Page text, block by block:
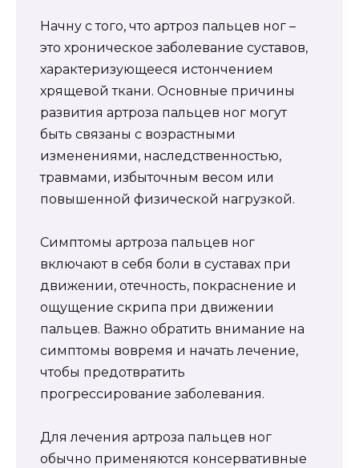
Начну с того, что артроз пальцев ног –
это хроническое заболевание суставов,
характеризующееся истончением
хрящевой ткани. Основные причины
развития артроза пальцев ног могут
быть связаны с возрастными
изменениями, наследственностью,
травмами, избыточным весом или
повышенной физической нагрузкой.
Симптомы артроза пальцев ног
включают в себя боли в суставах при
движении, отечность, покраснение и
ощущение скрипа при движении
пальцев. Важно обратить внимание на
симптомы вовремя и начать лечение,
чтобы предотвратить
прогрессирование заболевания.
Для лечения артроза пальцев ног
обычно применяются консервативные